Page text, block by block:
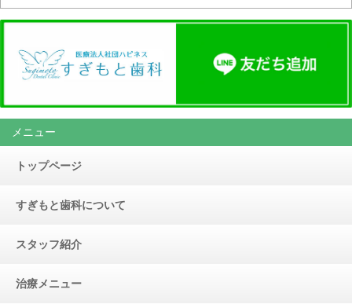
メニュー
トップページ
すぎもと歯科について
スタッフ紹介
治療メニュー